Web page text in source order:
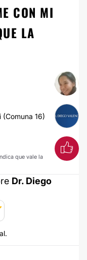
CON MI
LA
(Comuna 16)
que vale la
Dr. Diego